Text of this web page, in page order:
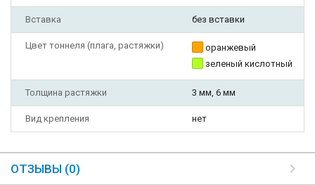
Вставка без вставки
Цвет тоннеля (плага, растяжки)
оранжевый
зеленый кислотный
Толщина растяжки 3 мм, 6 мм
Вид крепления нет
ОТЗЫВЫ (0)